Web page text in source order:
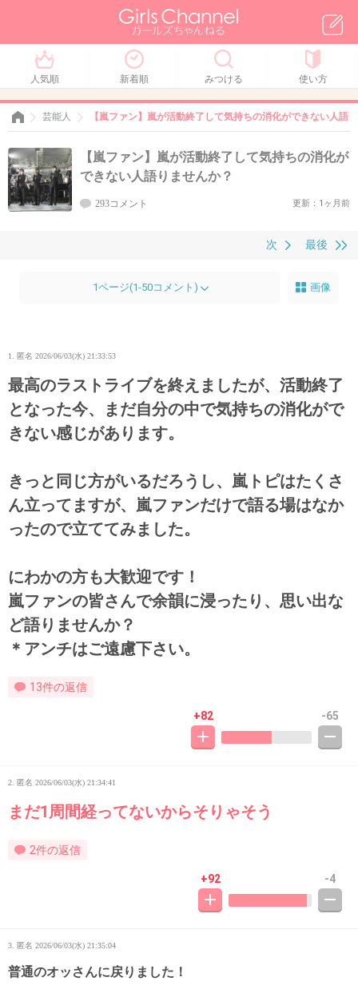
人気順 新着順 みつける 使い方
芸能人 【嵐ファン】嵐が活動終了して気持ちの消化ができない人語
【嵐ファン】嵐が活動終了して気持ちの消化が
できない人語りませんか？
293コメント 更新：1ヶ月前
最後
次
1ページ(1-50コメント) 画像
1. 匿名 2026/06/03(水) 21:33:53
最高のラストライブを終えましたが、活動終了
となった今、まだ自分の中で気持ちの消化がで
きない感じがあります。
きっと同じ方がいるだろうし、嵐トピはたくさ
ん立ってますが、嵐ファンだけで語る場はなか
ったので立ててみました。
にわかの方も大歓迎です！
嵐ファンの皆さんで余韻に浸ったり、思い出な
ど語りませんか？
＊アンチはご遠慮下さい。
13件の返信
+82 -65
2. 匿名 2026/06/03(水) 21:34:41
まだ1周間経ってないからそりゃそう
2件の返信
+92 -4
3. 匿名 2026/06/03(水) 21:35:04
普通のオッさんに戻りました！